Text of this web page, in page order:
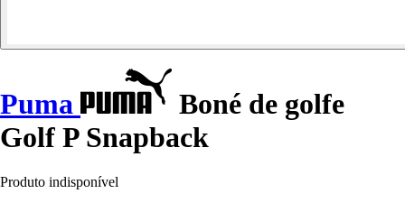
Puma
Boné de golfe
Golf P Snapback
Produto indisponível